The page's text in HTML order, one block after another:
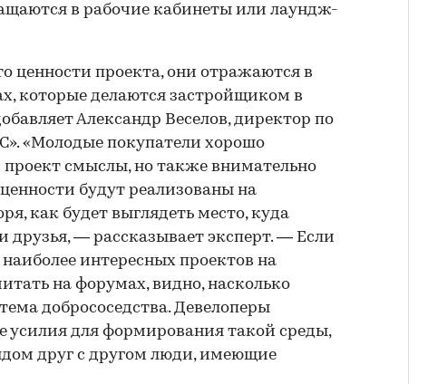
в рабочие кабинеты или лаундж-
проекта, они отражаются в
которые делаются застройщиком в
Александр Веселов, директор по
«Молодые покупатели хорошо
смыслы, но также внимательно
будут реализованы на
как будет выглядеть место, куда
друзья, — рассказывает эксперт. — Если
интересных проектов на
на форумах, видно, насколько
добрососедства. Девелоперы
для формирования такой среды,
друг с другом люди, имеющие